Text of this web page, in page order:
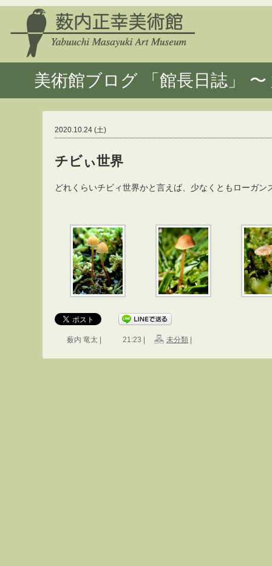
美術館ブログ 「館長日誌」
2020.10.24 (土)
チビぃ世界
どれくらいチビィ世界かと言えば、少なくともローガン
薮内 竜太 | 21:23 | 未分類